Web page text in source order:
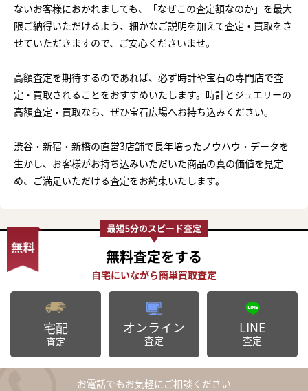
ないお客様におかれましても、「なぜこの査定額なのか」を最大
限ご納得いただけるよう、細かなご説明を加えて査定・買取をさ
せていただきますので、ご安心くださいませ。
高額査定を期待するのであれば、必ず時計や宝石の専門店で査
定・買取されることをおすすめいたします。時計とジュエリーの
高額査定・買取なら、ぜひ宝石広場へお持ち込みください。
渋谷・新宿・新橋の直営3店舗で長年培ったノウハウ・データを
生かし、お客様がお持ち込みいただいた商品の真の価値を見定
め、ご満足いただける査定をお約束いたします。
無料査定をする
宅配
査定
オンライン
査定
LINE
査定
お電話でもお気軽にご相談ください